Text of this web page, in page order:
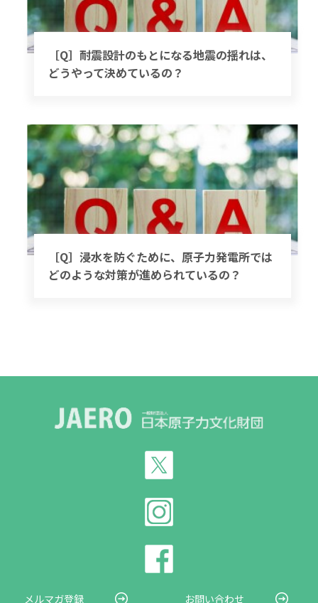
［Q］耐震設計のもとになる地震の揺れは、
どうやって決めているの？
［Q］浸水を防ぐために、原子力発電所では
どのような対策が進められているの？
メルマガ登録 お問い合わせ